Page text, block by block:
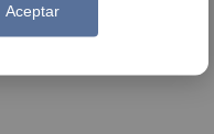
Aceptar